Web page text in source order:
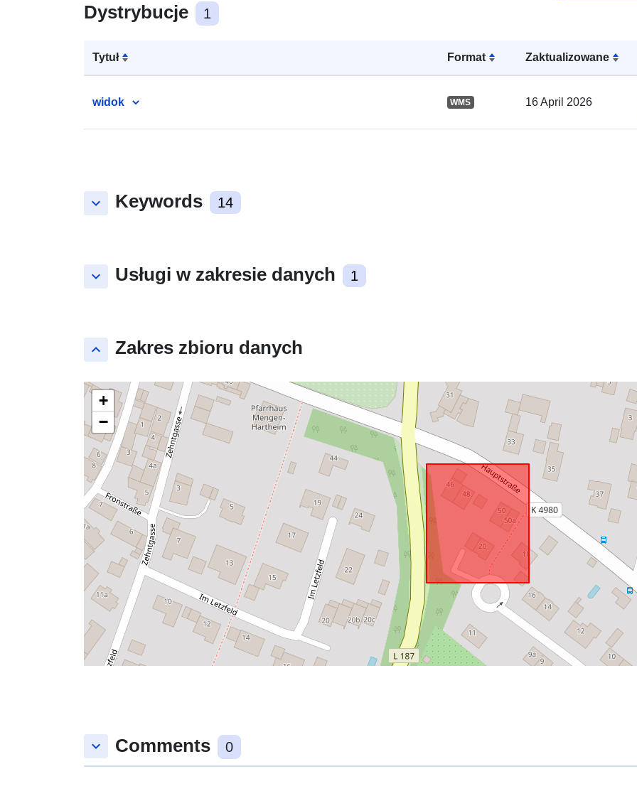
Dystrybucje 1
Tytuł Format Zaktualizowane
widok WMS 16 April 2026
keyboard_arrow_down Keywords 14
keyboard_arrow_down Usługi w zakresie danych 1
keyboard_arrow_up Zakres zbioru danych
+
−
Przestrzenne:
keyboard_arrow_down Comments 0